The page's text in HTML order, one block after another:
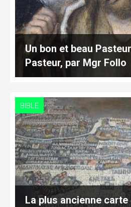
Un bon et beau
Pasteur, par Mgr Follo
BIBLE
La plus ancienne